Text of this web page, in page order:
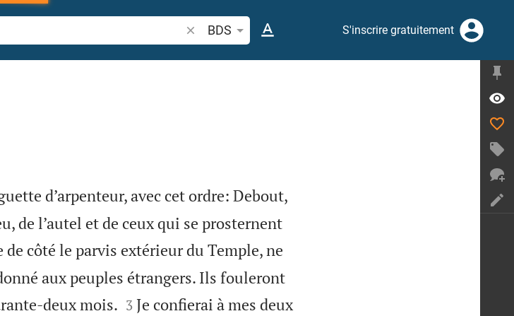
Recherche d'un verset biblique ou mot
BDS S'inscrire gratuitement
d’arpenteur, avec cet ordre: Debout,
de l’autel et de ceux qui se prosternent
de côté le parvis extérieur du Temple, ne
aux peuples étrangers. Ils fouleront
deux mois.
3 Je confierai à mes deux